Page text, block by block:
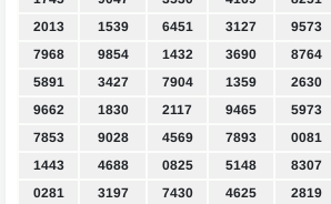
2013
1539 6451 3127 9573
7968
9854 1432 3690 8764
5891
3427 7904 1359 2630
9662
1830 2117 9465 5973
7853
9028 4569 7893 0081
1443
4688 0825 5148 8307
0281
3197 7430 4625 2819